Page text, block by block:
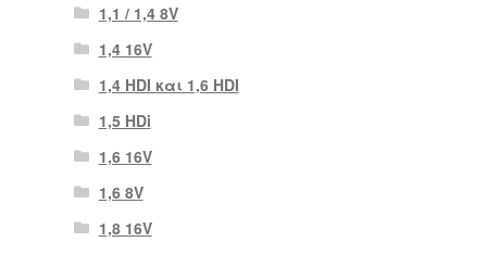
1,1 / 1,4 8V
1,4 16V
1,4 HDI και 1,6 HDI
1,5 HDi
1,6 16V
1,6 8V
1,8 16V